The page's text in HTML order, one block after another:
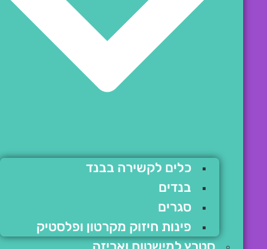
כלים לקשירה בבנד
בנדים
סגרים
פינות חיזוק מקרטון ופלסטיק